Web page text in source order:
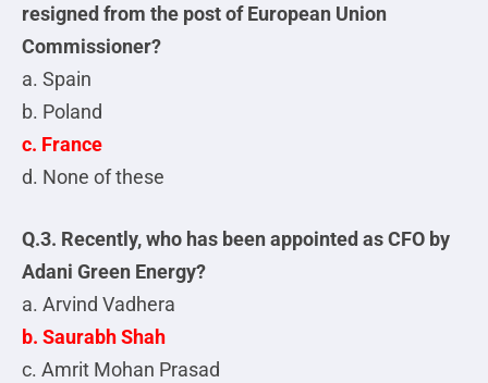
resigned from the post of European Union
Commissioner?
a. Spain
b. Poland
c. France
d. None of these
Q.3. Recently, who has been appointed as CFO by
Adani Green Energy?
a. Arvind Vadhera
b. Saurabh Shah
c. Amrit Mohan Prasad